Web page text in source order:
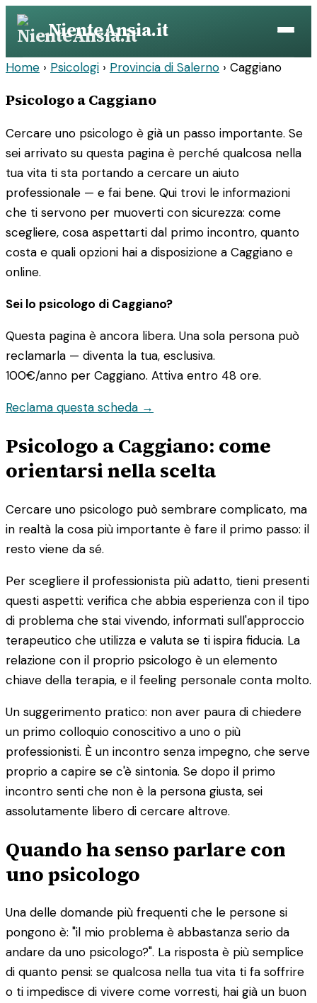
Vai
contenuto
NienteAnsia.it
Home › Psicologi › Provincia di Salerno › Caggiano
Psicologo a Caggiano
Cercare uno psicologo è già un passo importante. Se
sei arrivato su questa pagina è perché qualcosa nella
tua vita ti sta portando a cercare un aiuto
professionale — e fai bene. Qui trovi le informazioni
che ti servono per muoverti con sicurezza: come
scegliere, cosa aspettarti dal primo incontro, quanto
costa e quali opzioni hai a disposizione a Caggiano e
online.
Sei lo psicologo di Caggiano?
Questa pagina è ancora libera. Una sola persona può
reclamarla — diventa la tua, esclusiva.
100€/anno per Caggiano. Attiva entro 48 ore.
Reclama questa scheda →
Psicologo a Caggiano: come
orientarsi nella scelta
Cercare uno psicologo può sembrare complicato, ma
in realtà la cosa più importante è fare il primo passo: il
resto viene da sé.
Per scegliere il professionista più adatto, tieni presenti
questi aspetti: verifica che abbia esperienza con il tipo
di problema che stai vivendo, informati sull'approccio
terapeutico che utilizza e valuta se ti ispira fiducia. La
relazione con il proprio psicologo è un elemento
chiave della terapia, e il feeling personale conta molto.
Un suggerimento pratico: non aver paura di chiedere
un primo colloquio conoscitivo a uno o più
professionisti. È un incontro senza impegno, che serve
proprio a capire se c'è sintonia. Se dopo il primo
incontro senti che non è la persona giusta, sei
assolutamente libero di cercare altrove.
Quando ha senso parlare con
uno psicologo
Una delle domande più frequenti che le persone si
pongono è: "il mio problema è abbastanza serio da
andare da uno psicologo?". La risposta è più semplice
di quanto pensi: se qualcosa nella tua vita ti fa soffrire
o ti impedisce di vivere come vorresti, hai già un buon